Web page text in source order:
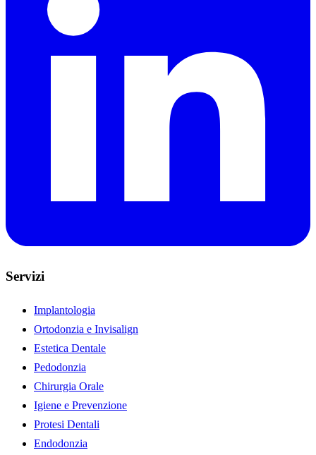
Servizi
Implantologia
Ortodonzia e Invisalign
Estetica Dentale
Pedodonzia
Chirurgia Orale
Igiene e Prevenzione
Protesi Dentali
Endodonzia